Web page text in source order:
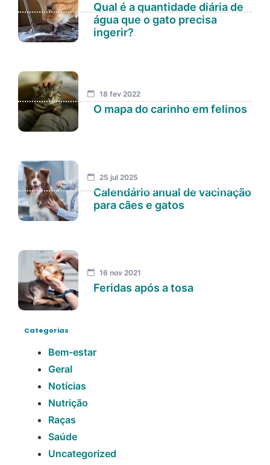
Qual é a quantidade diária de
água que o gato precisa
ingerir?
18 fev 2022
O mapa do carinho em felinos
25 jul 2025
Calendário anual de vacinação
para cães e gatos
16 nov 2021
Feridas após a tosa
Categorias
Bem-estar
Geral
Notícias
Nutrição
Raças
Saúde
Uncategorized